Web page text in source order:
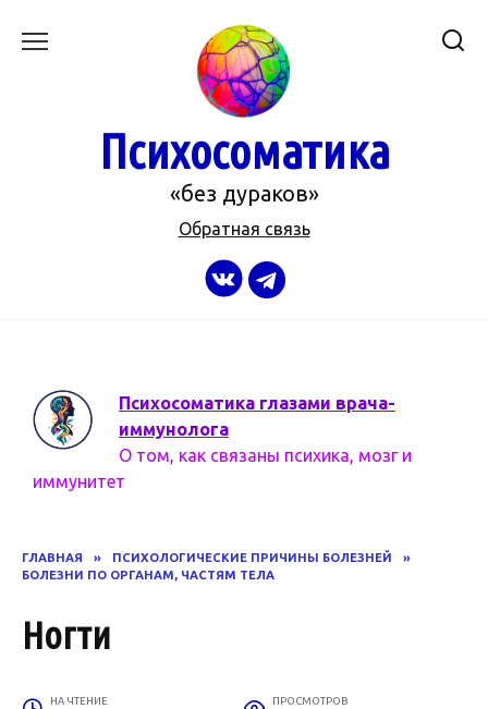
Психосоматика
«без дураков»
Обратная связь
Психосоматика глазами врача-
иммунолога
О том, как связаны психика, мозг и
иммунитет
ГЛАВНАЯ » ПСИХОЛОГИЧЕСКИЕ ПРИЧИНЫ БОЛЕЗНЕЙ
»
БОЛЕЗНИ ПО ОРГАНАМ, ЧАСТЯМ ТЕЛА
Ногти
НА ЧТЕНИЕ ПРОСМОТРОВ